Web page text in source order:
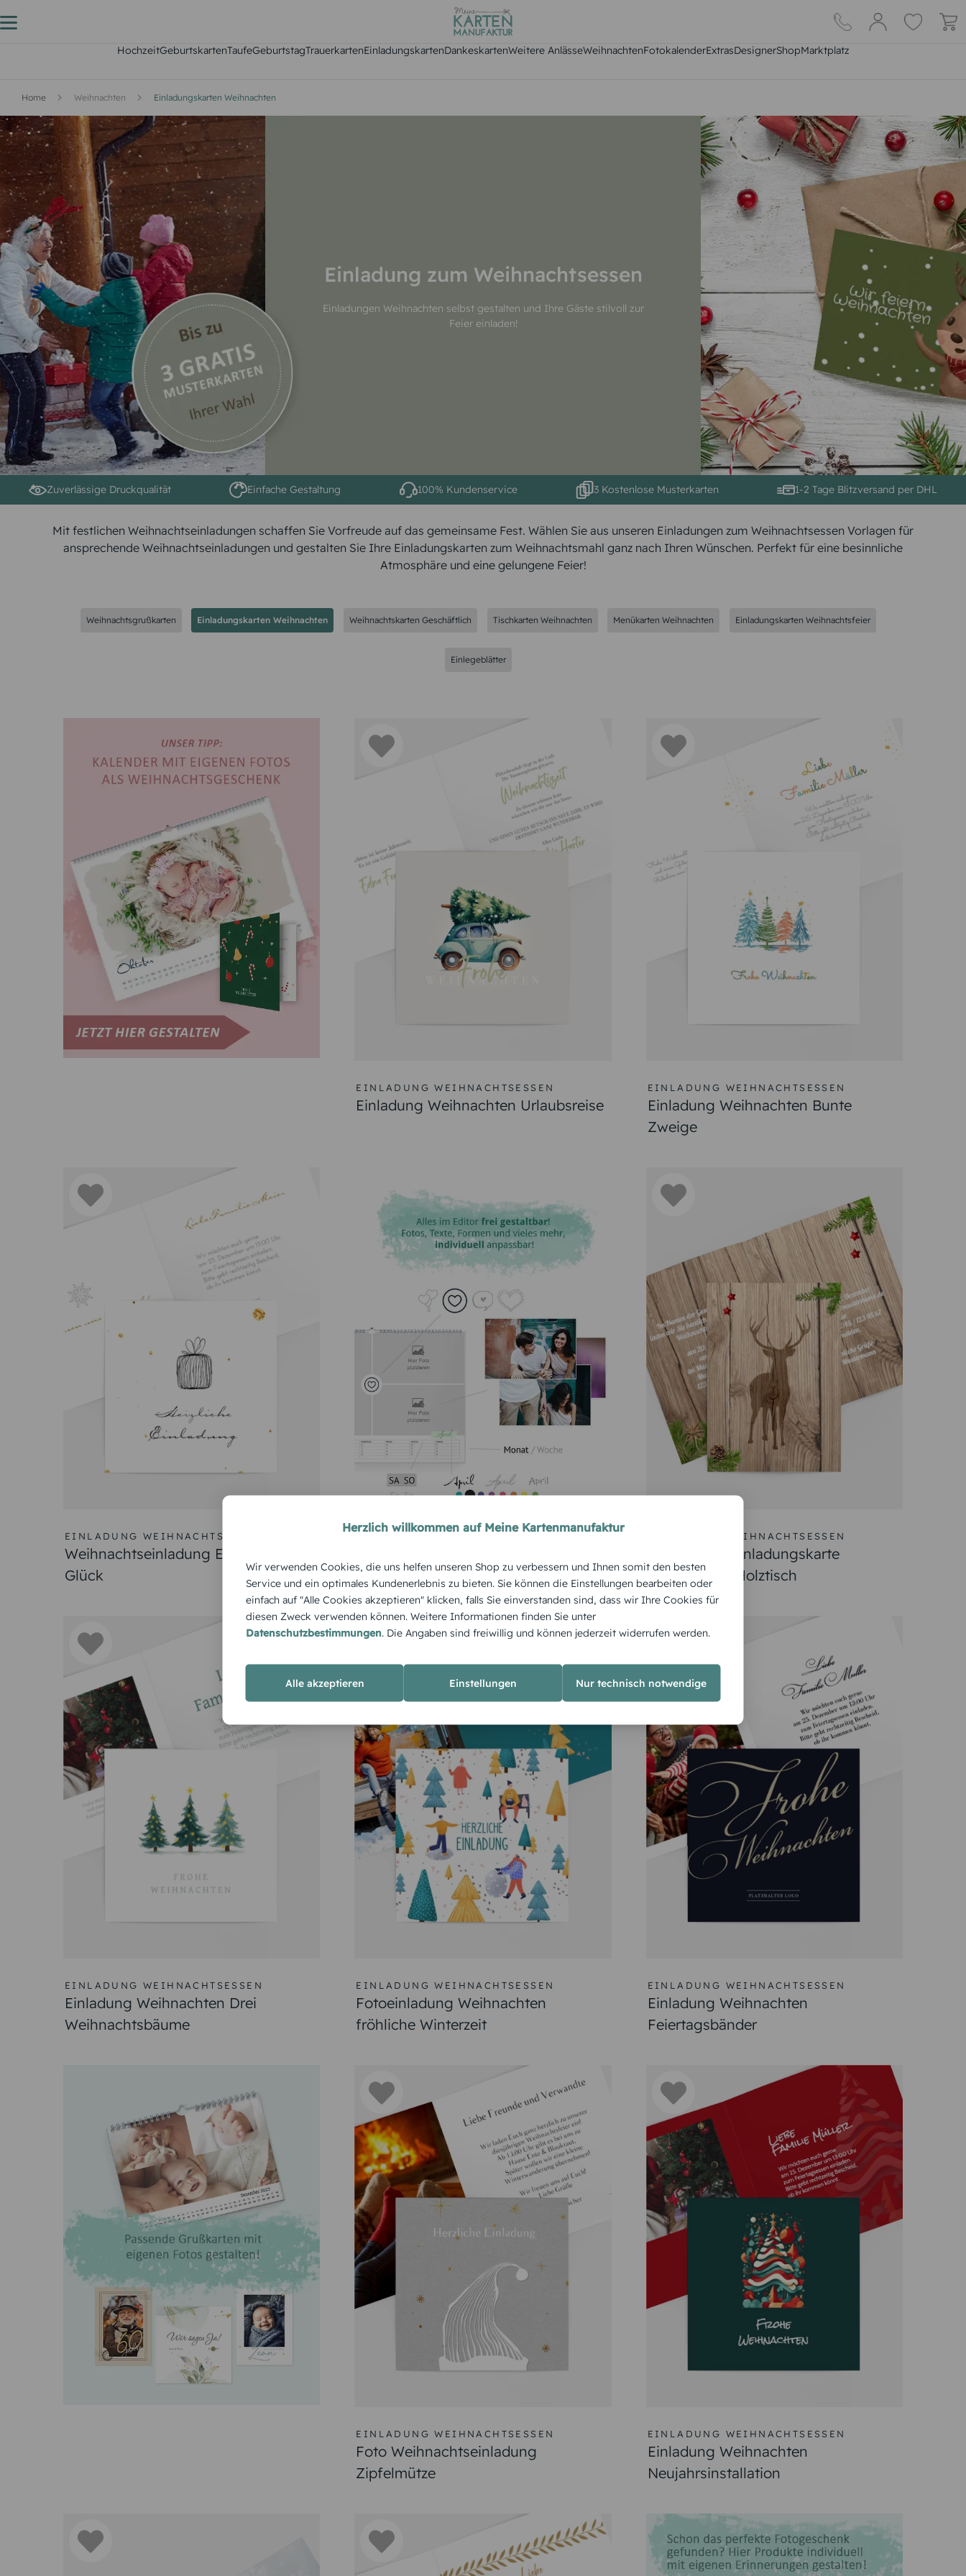
HochzeitGeburtskartenTaufeGeburtstagTrauerkartenEinladungskartenDankeskartenWeitere AnlässeWeihnachtenFotokalenderExtrasDesignerShopMarktplatz
Home Weihnachten Einladungskarten Weihnachten
Einladung zum Weihnachtsessen
Einladungen Weihnachten selbst gestalten und Ihre Gäste stilvoll zur
Feier einladen!
Zuverlässige Druckqualität Einfache Gestaltung 100% Kundenservice 3 Kostenlose Musterkarten 1-2 Tage Blitzversand per DHL
Mit festlichen Weihnachtseinladungen schaffen Sie Vorfreude auf das gemeinsame Fest. Wählen Sie aus unseren Einladungen zum Weihnachtsessen Vorlagen für
ansprechende Weihnachtseinladungen und gestalten Sie Ihre Einladungskarten zum Weihnachtsmahl ganz nach Ihren Wünschen. Perfekt für eine besinnliche
Atmosphäre und eine gelungene Feier!
Weihnachtsgrußkarten Einladungskarten Weihnachten Weihnachtskarten Geschäftlich Tischkarten Weihnachten Menükarten Weihnachten Einladungskarten Weihnachtsfeier
Einlegeblätter
EINLADUNG WEIHNACHTSESSEN
Einladung Weihnachten Urlaubsreise
EINLADUNG WEIHNACHTSESSEN
Einladung Weihnachten Bunte
Zweige
EINLADUNG WEIHNACHTSESSEN
Weihnachtseinladung Ein kleines
Glück
EINLADUNG WEIHNACHTSESSEN
Weihnachts Einladungskarte
geschäftlich Holztisch
EINLADUNG WEIHNACHTSESSEN
Einladung Weihnachten Drei
Weihnachtsbäume
EINLADUNG WEIHNACHTSESSEN
Fotoeinladung Weihnachten
fröhliche Winterzeit
EINLADUNG WEIHNACHTSESSEN
Einladung Weihnachten
Feiertagsbänder
EINLADUNG WEIHNACHTSESSEN
Foto Weihnachtseinladung
Zipfelmütze
EINLADUNG WEIHNACHTSESSEN
Einladung Weihnachten
Neujahrsinstallation
Herzlich willkommen auf Meine Kartenmanufaktur
Wir verwenden Cookies, die uns helfen unseren Shop zu verbessern und Ihnen somit den besten
Service und ein optimales Kundenerlebnis zu bieten. Sie können die Einstellungen bearbeiten oder
einfach auf "Alle Cookies akzeptieren" klicken, falls Sie einverstanden sind, dass wir Ihre Cookies für
diesen Zweck verwenden können. Weitere Informationen finden Sie unter
Datenschutzbestimmungen. Die Angaben sind freiwillig und können jederzeit widerrufen werden.
Alle akzeptieren Einstellungen Nur technisch notwendige